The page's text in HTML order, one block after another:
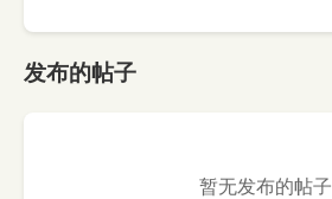
发布的帖子
暂无发布的帖子